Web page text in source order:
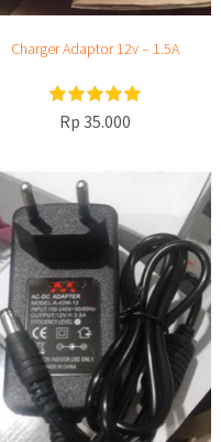
Charger Adaptor 12v – 1.5A
Rp 35.000